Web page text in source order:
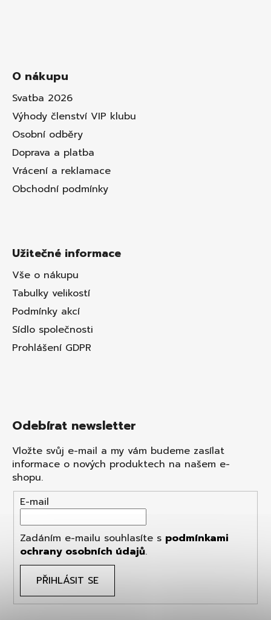
O nákupu
Svatba 2026
Výhody členství VIP klubu
Osobní odběry
Doprava a platba
Vrácení a reklamace
Obchodní podmínky
Užitečné informace
Vše o nákupu
Tabulky velikostí
Podmínky akcí
Sídlo společnosti
Prohlášení GDPR
Odebírat newsletter
Vložte svůj e-mail a my vám budeme zasílat
informace o nových produktech na našem e-
shopu.
E-mail
Zadáním e-mailu souhlasíte s podmínkami
ochrany osobních údajů.
PŘIHLÁSIT SE